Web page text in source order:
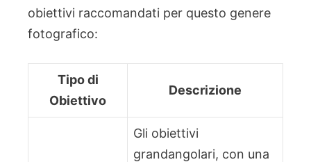
obiettivi raccomandati per questo genere
fotografico:
Tipo di
Obiettivo
Descrizione
Gli obiettivi
grandangolari, con una